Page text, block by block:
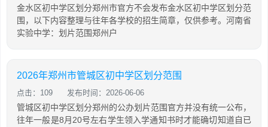
金水区初中学区划分郑州市官方不会发布金水区初中学区划分范
围，以下内容整理与往年各学校的招生简章，仅供参考。河南省
实验中学：划片范围郑州户
2026年郑州市管城区初中学区划分范围
点击：109 发布时间：2026-06-06
管城区初中学区划分郑州的公办划片范围官方并没有统一公布，
往年一般是8月20号左右学生领入学通知书时才能确切知道自已